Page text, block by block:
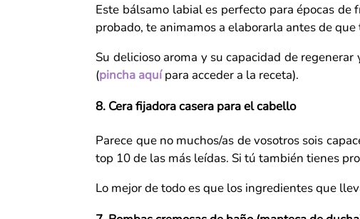
Este bálsamo labial es perfecto para épocas
probado, te animamos a elaborarla antes de
Su delicioso aroma y su capacidad de
(pincha aquípara acceder a la receta).
8. Cera fijadora casera para el cabello
Parece que no muchos/as de vosotros sois
top 10 de las más leídas. Si tú también tienes
Lo mejor de todo es que los ingredientes que